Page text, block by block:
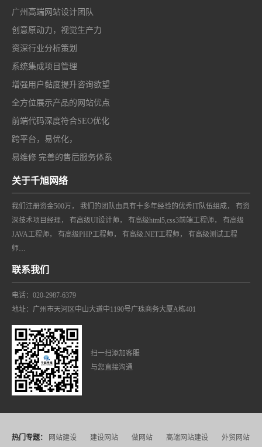
广州高端网站设计团队
创意原动力，视觉生产力
资深行业分析策划
系统集成项目管理
增强用户黏度提升咨询欲望
全方位展示产品的网站优点
前端代码深度符合SEO优化
跨平台，易优化，
易维修 完善的售后服务体系
关于千旭网络
我们注册资金500万， 我们的团队由具有十多年经验的优秀IT队伍组成， 有资
深技术项目经理， 有高级UI设计师， 有高级html5,css3前端工程师， 有高级
JAVA工程师， 有高级PHP工程师， 有高级.NET工程师， 有高级测试工程
师…
联系我们
电话：020-2987-6379
地址：广州市天河区中山大道中1190号广珠商务大厦A栋401
扫一扫添加客服
与您直接沟通
热门专题： 网站建设 建设网站 做网站 高端网站建设 外贸网站